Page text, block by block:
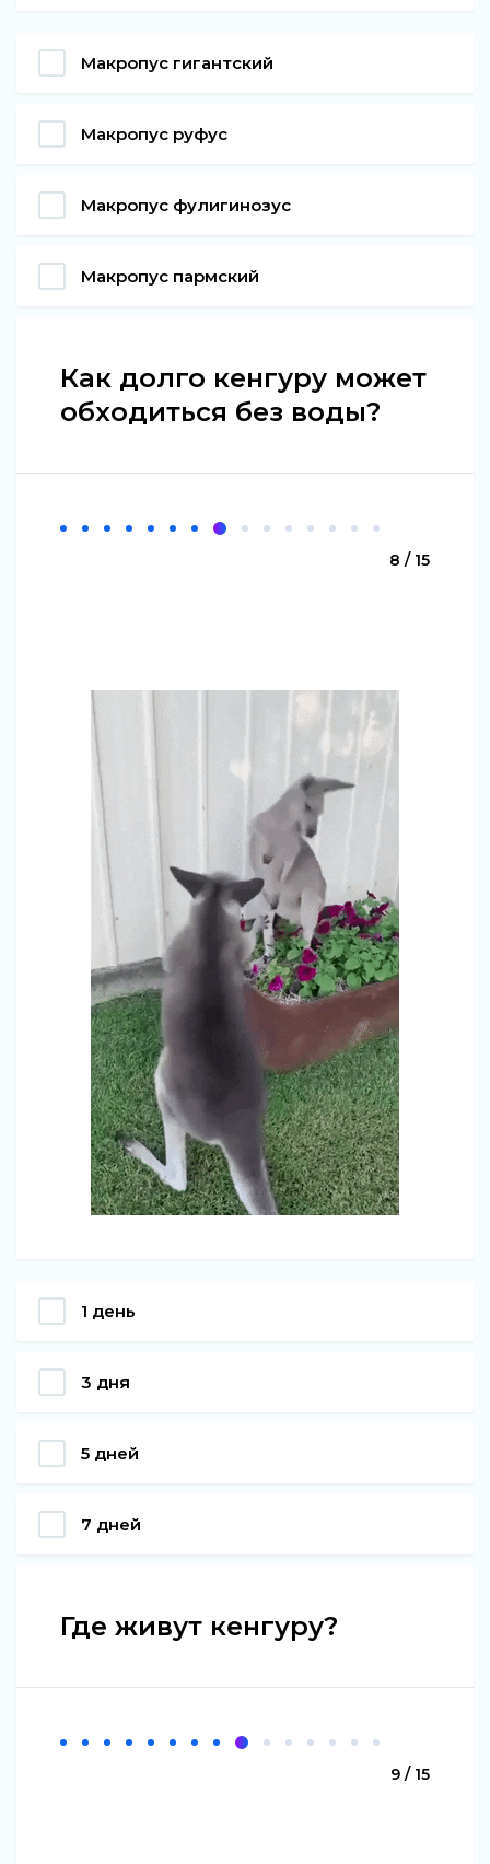
Макропус гигантский
Макропус руфус
Макропус фулигинозус
Макропус пармский
Как долго кенгуру может
обходиться без воды?
8 / 15
1 день
3 дня
5 дней
7 дней
Где живут кенгуру?
9 / 15